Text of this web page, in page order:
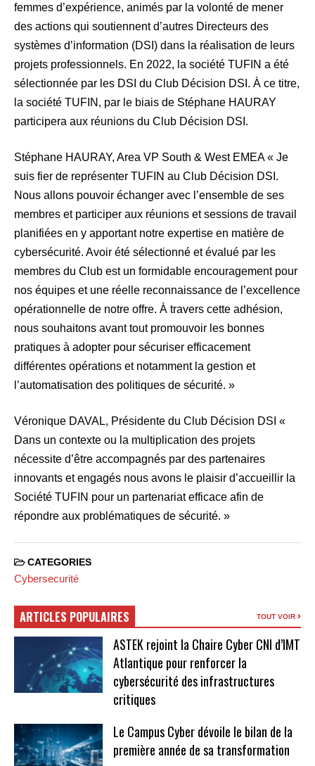
femmes d’expérience, animés par la volonté de mener
des actions qui soutiennent d’autres Directeurs des
systèmes d’information (DSI) dans la réalisation de leurs
projets professionnels. En 2022, la société TUFIN a été
sélectionnée par les DSI du Club Décision DSI. À ce titre,
la société TUFIN, par le biais de Stéphane HAURAY
participera aux réunions du Club Décision DSI.
Stéphane HAURAY, Area VP South & West EMEA « Je
suis fier de représenter TUFIN au Club Décision DSI.
Nous allons pouvoir échanger avec l’ensemble de ses
membres et participer aux réunions et sessions de travail
planifiées en y apportant notre expertise en matière de
cybersécurité. Avoir été sélectionné et évalué par les
membres du Club est un formidable encouragement pour
nos équipes et une réelle reconnaissance de l’excellence
opérationnelle de notre offre. À travers cette adhésion,
nous souhaitons avant tout promouvoir les bonnes
pratiques à adopter pour sécuriser efficacement
différentes opérations et notamment la gestion et
l’automatisation des politiques de sécurité. »
Véronique DAVAL, Présidente du Club Décision DSI «
Dans un contexte ou la multiplication des projets
nécessite d’être accompagnés par des partenaires
innovants et engagés nous avons le plaisir d’accueillir la
Société TUFIN pour un partenariat efficace afin de
répondre aux problématiques de sécurité. »
CATEGORIES
Cybersecurité
ARTICLES POPULAIRES TOUT VOIR
ASTEK rejoint la Chaire Cyber CNI d’IMT
Atlantique pour renforcer la
cybersécurité des infrastructures
critiques
Le Campus Cyber dévoile le bilan de la
première année de sa transformation